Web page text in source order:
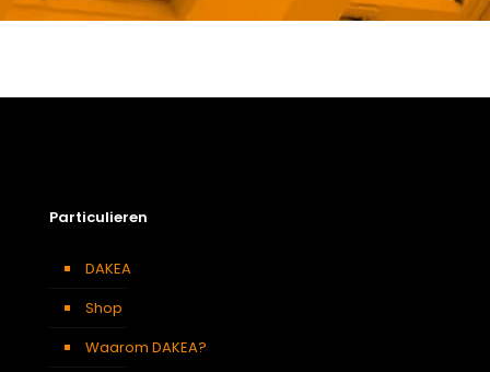
Particulieren
DAKEA
Shop
Waarom DAKEA?